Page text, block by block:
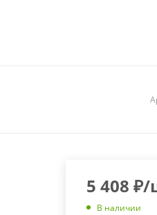
5 408 ₽/
В наличии